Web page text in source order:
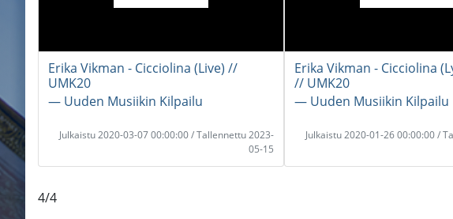
Erika Vikman - Cicciolina (Live) //
UMK20
― Uuden Musiikin Kilpailu
Julkaistu 2020-03-07 00:00:00 / Tallennettu 2023-
05-15
Erika Vikman - Cicciolina
// UMK20
― Uuden Musiikin Kilpailu
Julkaistu 2020-01-26 00:00:00 /
4/4